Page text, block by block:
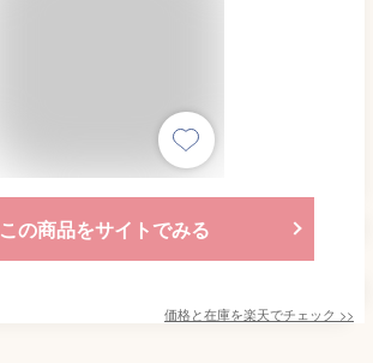
この商品をサイトでみる
価格と在庫を楽天でチェック >>